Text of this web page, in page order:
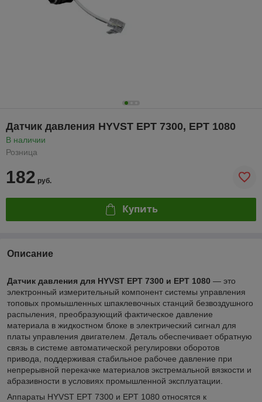
Датчик давления HYVST EPT 7300, EPT 1080
В наличии
Розница
182 руб.
Купить
Описание
Датчик давления для HYVST EPT 7300 и EPT 1080 — это
электронный измерительный компонент системы управления
топовых промышленных шпаклевочных станций безвоздушного
распыления, преобразующий фактическое давление
материала в жидкостном блоке в электрический сигнал для
платы управления двигателем. Деталь обеспечивает обратную
связь в системе автоматической регулировки оборотов
привода, поддерживая стабильное рабочее давление при
непрерывной перекачке материалов экстремальной вязкости и
абразивности в условиях промышленной эксплуатации.
Аппараты HYVST EPT 7300 и EPT 1080 относятся к